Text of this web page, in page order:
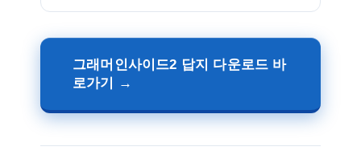
그래머인사이드2 답지 다운로드 바
로가기 →